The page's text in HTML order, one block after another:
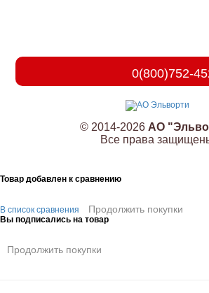
0(800)752-
© 2014-2026 АО
Все права
Товар добавлен к сравнению
В список сравнения Продолжить покупки
Вы подписались на товар
Продолжить покупки